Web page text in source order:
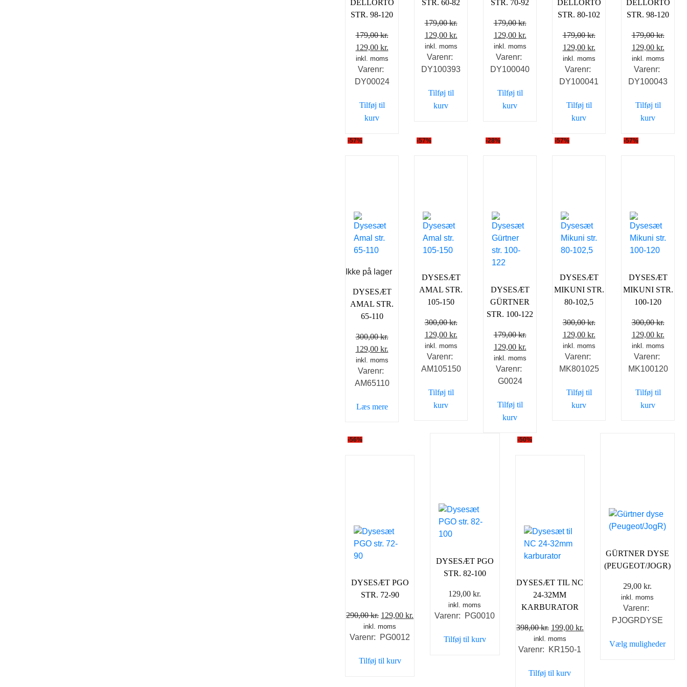
DELLORTO
STR. 98-120
179,00kr.
Den
oprindelige
pris
var:
129,00 kr.
aktuelle
er:
inkl. moms
Varenr:
DY00024
Tilføj til
kurv
STR. 60-82
179,00kr.
Den
oprindelige
pris
var:
129,00 kr.
aktuelle
er:
inkl. moms
Varenr:
DY100393
Tilføj til
kurv
STR. 70-92
179,00kr.
Den
oprindelige
pris
var:
129,00 kr.
aktuelle
er:
129,00 kr..
inkl. moms
Varenr:
DY100040
Tilføj til
kurv
DELLORTO
STR. 80-102
179,00kr.
Den
oprindelige
pris
var:
129,00 kr.
aktuelle
er:
inkl. moms
Varenr:
DY100041
Tilføj til
kurv
DELLORTO
STR. 98-120
179,00kr.
Den
oprindelige
pris
var:
129,00 kr.
er:
inkl. moms
Varenr:
DY100043
Tilføj til
kurv
-57%
Ikke på lager
DYSESÆT
AMAL STR.
65-110
300,00kr.
Den
oprindelige
pris
var:
129,00 kr.
aktuelle
er:
inkl. moms
Varenr:
AM65110
Læs mere
-57%
DYSESÆT
AMAL STR.
105-150
300,00kr.
Den
oprindelige
pris
var:
129,00 kr.
aktuelle
er:
inkl. moms
Varenr:
AM105150
Tilføj til
kurv
-28%
DYSESÆT
GÜRTNER
STR. 100-122
179,00kr.
Den
oprindelige
pris
var:
129,00 kr.
aktuelle
inkl. moms
Varenr:
G0024
Tilføj til
kurv
-57%
DYSESÆT
MIKUNI STR.
80-102,5
300,00kr.
Den
oprindelige
pris
var:
129,00 kr.
aktuelle
er:
inkl. moms
Varenr:
MK801025
Tilføj til
kurv
-57%
DYSESÆT
MIKUNI STR.
100-120
300,00kr.
Den
oprindelige
pris
var:
129,00 kr.
er:
inkl. moms
Varenr:
MK100120
Tilføj til
kurv
-56%
DYSESÆT PGO
STR. 72-90
290,00kr. Den
oprindelige
pris
290,00 kr..
129,00kr.
inkl. moms
Varenr: PG0012
Tilføj til kurv
DYSESÆT PGO
STR. 82-100
129,00kr.
inkl. moms
Varenr: PG0010
Tilføj til kurv
-50%
DYSESÆT TIL NC
24-32MM
KARBURATOR
398,00kr. Den
oprindelige
pris
398,00 kr..
199,00 kr.Den
aktuelle
inkl. moms
Varenr: KR150-1
Tilføj til kurv
GÜRTNER DYSE
(PEUGEOT/JOGR)
29,00 kr.
inkl. moms
Varenr:
PJOGRDYSE
Vælg muligheder